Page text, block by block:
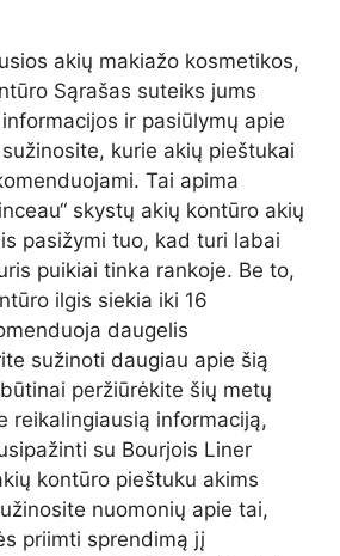
akių makiažo kosmetikos,
Sąrašas suteiks jums
ir pasiūlymų apie
kurie akių pieštukai
Tai apima
skystų akių kontūro akių
pasižymi tuo, kad turi labai
puikiai tinka rankoje. Be to,
ilgis siekia iki 16
daugelis
sužinoti daugiau apie šią
peržiūrėkite šių metų
reikalingiausią informaciją,
su Bourjois Liner
kontūro pieštuku akims
nuomonių apie tai,
priimti sprendimą jį